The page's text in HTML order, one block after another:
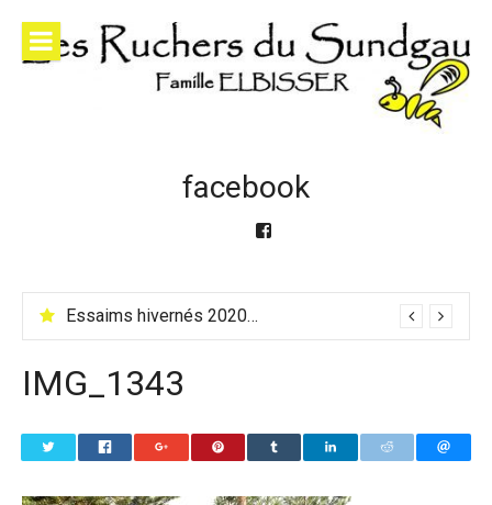
content
facebook
Essaims hivernés 2020 et essaims & reines 2021
IMG_1343